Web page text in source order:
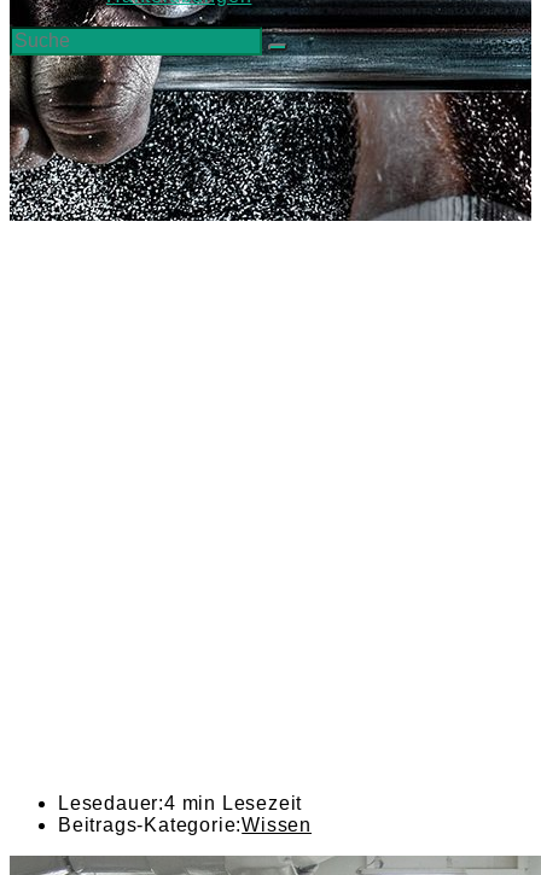
Lesedauer:4 min Lesezeit
Beitrags-Kategorie:Wissen